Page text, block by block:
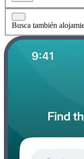
Busca también